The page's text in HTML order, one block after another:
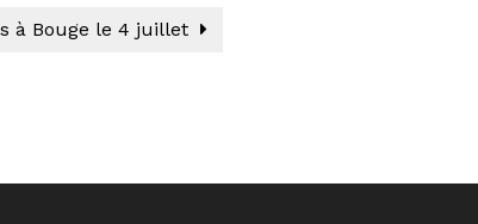
à Bouge le 4 juillet